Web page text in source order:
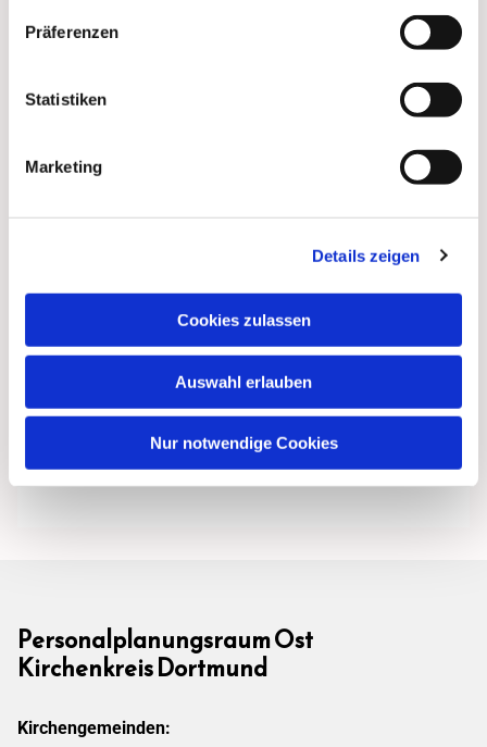
Präferenzen
Statistiken
Marketing
Details zeigen
Cookies zulassen
Auswahl erlauben
Nur notwendige Cookies
Personalplanungsraum Ost
Kirchenkreis Dortmund
Kirchengemeinden: